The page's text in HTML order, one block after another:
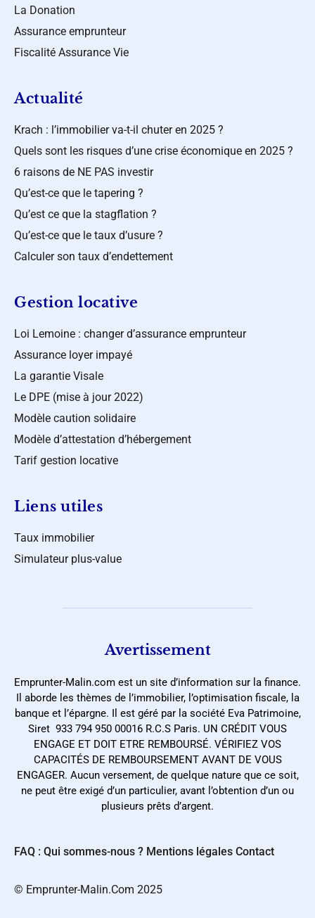
La Donation
Assurance emprunteur
Fiscalité Assurance Vie
Actualité
Krach : l’immobilier va-t-il chuter en 2025 ?
Quels sont les risques d’une crise économique en 2025 ?
6 raisons de NE PAS investir
Qu’est-ce que le tapering ?
Qu’est ce que la stagflation ?
Qu’est-ce que le taux d’usure ?
Calculer son taux d’endettement
Gestion locative
Loi Lemoine : changer d’assurance emprunteur
Assurance loyer impayé
La garantie Visale
Le DPE (mise à jour 2022)
Modèle caution solidaire
Modèle d’attestation d’hébergement
Tarif gestion locative
Liens utiles
Taux immobilier
Simulateur plus-value
Avertissement
Emprunter-Malin.com est un site d’information sur la finance.
Il aborde les thèmes de l’immobilier, l’optimisation fiscale, la
banque et l’épargne. Il est géré par la société Eva Patrimoine,
Siret 933 794 950 00016 R.C.S Paris. UN CRÉDIT VOUS
ENGAGE ET DOIT ETRE REMBOURSÉ. VÉRIFIEZ VOS
CAPACITÉS DE REMBOURSEMENT AVANT DE VOUS
ENGAGER. Aucun versement, de quelque nature que ce soit,
ne peut être exigé d’un particulier, avant l’obtention d’un ou
plusieurs prêts d’argent.
©️ Emprunter-Malin.Com 2025
FAQ : Qui sommes-nous ? Mentions légales Contact